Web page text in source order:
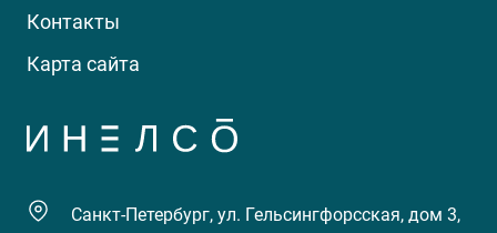
Контакты
Карта сайта
Санкт-Петербург, ул. Гельсингфорсская, дом 3,